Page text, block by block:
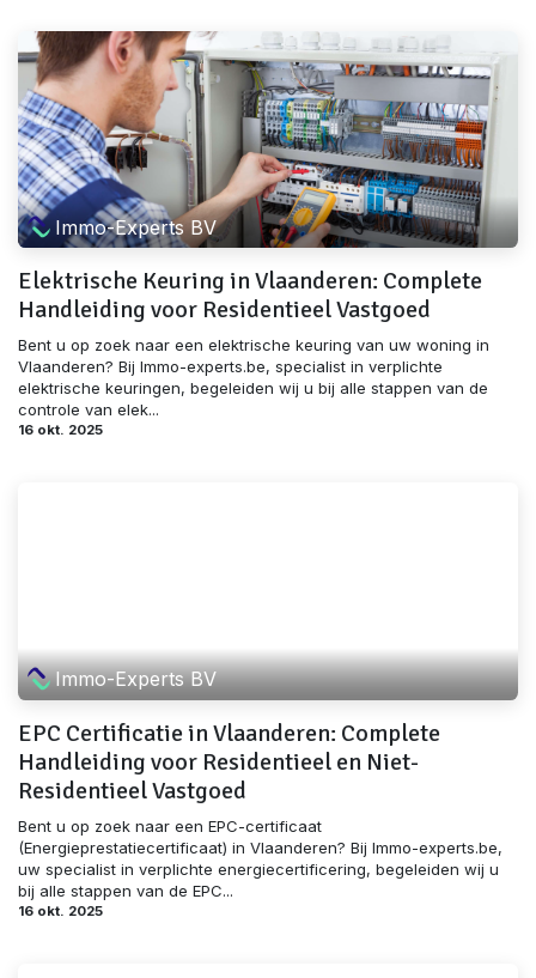
Immo-Experts BV
Elektrische Keuring in Vlaanderen: Complete
Handleiding voor Residentieel Vastgoed
Bent u op zoek naar een elektrische keuring van uw woning in
Vlaanderen? Bij Immo-experts.be, specialist in verplichte
elektrische keuringen, begeleiden wij u bij alle stappen van de
controle van elek...
16 okt. 2025
Immo-Experts BV
EPC Certificatie in Vlaanderen: Complete
Handleiding voor Residentieel en Niet-
Residentieel Vastgoed
Bent u op zoek naar een EPC-certificaat
(Energieprestatiecertificaat) in Vlaanderen? Bij Immo-experts.be,
uw specialist in verplichte energiecertificering, begeleiden wij u
bij alle stappen van de EPC...
16 okt. 2025